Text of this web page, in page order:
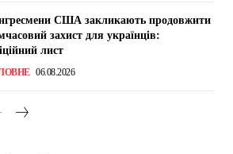
США закликають продовжити
захист для українців:
лист
06.08.2026